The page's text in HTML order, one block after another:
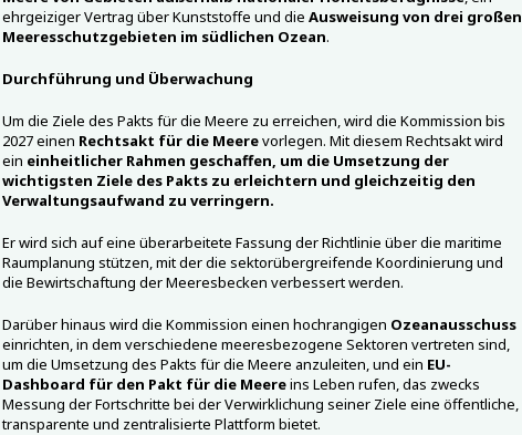
ehrgeiziger Vertrag über Kunststoffe und die Ausweisung von drei großen
Meeresschutzgebieten im südlichen Ozean.
Durchführung und Überwachung
Um die Ziele des Pakts für die Meere zu erreichen, wird die Kommission bis
2027 einen Rechtsakt für die Meerevorlegen. Mit diesem Rechtsakt wird
ein einheitlicher Rahmen geschaffen, um die Umsetzung der
wichtigsten Ziele des Pakts zu erleichtern und gleichzeitig den
Verwaltungsaufwand zu verringern.
Er wird sich auf eine überarbeitete Fassung der Richtlinie über die maritime
Raumplanung stützen, mit der die sektorübergreifende Koordinierung und
die Bewirtschaftung der Meeresbecken verbessert werden.
Darüber hinaus wird die Kommission einen hochrangigen Ozeanausschuss
einrichten, in dem verschiedene meeresbezogene Sektoren vertreten sind,
um die Umsetzung des Pakts für die Meere anzuleiten, und ein EU-
Dashboard für den Pakt für die Meereins Leben rufen, das zwecks
Messung der Fortschritte bei der Verwirklichung seiner Ziele eine öffentliche,
transparente und zentralisierte Plattform bietet.